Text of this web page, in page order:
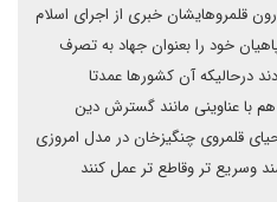
قلمروهایشان خبری از اجرای اسلام
خود را بعنوان جهاد به تصرف
درحالیکه آن کشورها عمدتا
با عناوینی مانند گسترش دین
قلمروی چنگیزخان در مدل امروزی
وسریع تر وقاطع تر عمل کنند